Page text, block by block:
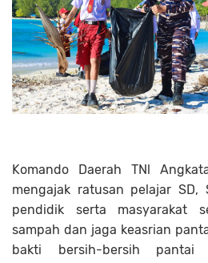
Komando Daerah TNl
mengajak ratusan pelajar SD,
pendidik serta masyarakat
sampah dan jaga keasrian
bakti bersih-bersih